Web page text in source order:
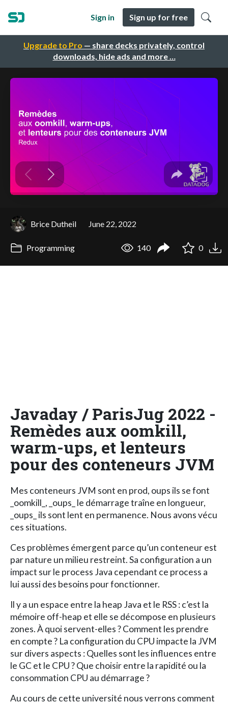
Upgrade to Pro — share decks privately, control
downloads, hide ads and more …
Sign in Sign up for free
Brice Dutheil June 22, 2022
Programming 140 0
Javaday / ParisJug 2022 -
Remèdes aux oomkill,
warm-ups, et lenteurs
pour des conteneurs JVM
Mes conteneurs JVM sont en prod, oups ils se font
_oomkill_, _oups_ le démarrage traîne en longueur,
_oups_ ils sont lent en permanence. Nous avons vécu
ces situations.
Ces problèmes émergent parce qu’un conteneur est
par nature un milieu restreint. Sa configuration a un
impact sur le process Java cependant ce process a
lui aussi des besoins pour fonctionner.
Il y a un espace entre la heap Java et le RSS : c’est la
mémoire off-heap et elle se décompose en plusieurs
zones. À quoi servent-elles ? Comment les prendre
en compte ? La configuration du CPU impacte la JVM
sur divers aspects : Quelles sont les influences entre
le GC et le CPU ? Que choisir entre la rapidité ou la
consommation CPU au démarrage ?
Au cours de cette université nous verrons comment